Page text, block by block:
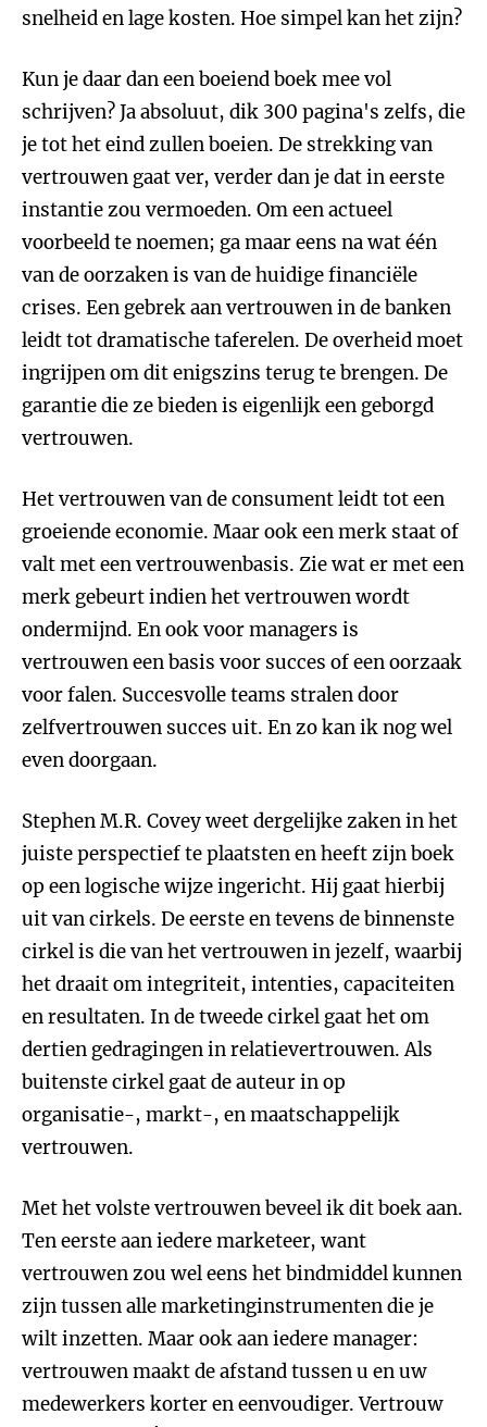
snelheid en lage kosten. Hoe simpel kan het zijn?
Kun je daar dan een boeiend boek mee vol
schrijven? Ja absoluut, dik 300 pagina's zelfs, die
je tot het eind zullen boeien. De strekking van
vertrouwen gaat ver, verder dan je dat in eerste
instantie zou vermoeden. Om een actueel
voorbeeld te noemen; ga maar eens na wat één
van de oorzaken is van de huidige financiële
crises. Een gebrek aan vertrouwen in de banken
leidt tot dramatische taferelen. De overheid moet
ingrijpen om dit enigszins terug te brengen. De
garantie die ze bieden is eigenlijk een geborgd
vertrouwen.
Het vertrouwen van de consument leidt tot een
groeiende economie. Maar ook een merk staat of
valt met een vertrouwenbasis. Zie wat er met een
merk gebeurt indien het vertrouwen wordt
ondermijnd. En ook voor managers is
vertrouwen een basis voor succes of een oorzaak
voor falen. Succesvolle teams stralen door
zelfvertrouwen succes uit. En zo kan ik nog wel
even doorgaan.
Stephen M.R. Covey weet dergelijke zaken in het
juiste perspectief te plaatsten en heeft zijn boek
op een logische wijze ingericht. Hij gaat hierbij
uit van cirkels. De eerste en tevens de binnenste
cirkel is die van het vertrouwen in jezelf, waarbij
het draait om integriteit, intenties, capaciteiten
en resultaten. In de tweede cirkel gaat het om
dertien gedragingen in relatievertrouwen. Als
buitenste cirkel gaat de auteur in op
organisatie-, markt-, en maatschappelijk
vertrouwen.
Met het volste vertrouwen beveel ik dit boek aan.
Ten eerste aan iedere marketeer, want
vertrouwen zou wel eens het bindmiddel kunnen
zijn tussen alle marketinginstrumenten die je
wilt inzetten. Maar ook aan iedere manager:
vertrouwen maakt de afstand tussen u en uw
medewerkers korter en eenvoudiger. Vertrouw